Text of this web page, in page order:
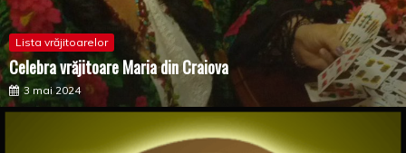
Lista vrăjitoarelor
Celebra vrăjitoare Maria din Craiova
3 mai 2024